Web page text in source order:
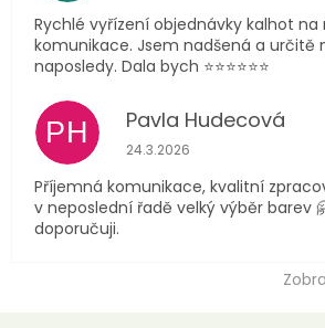
Rychlé vyřízení objednávky kalhot na
komunikace. Jsem nadšená a určitě
naposledy. Dala bych ⭐️⭐️⭐️⭐️⭐️⭐️
PH Pavla Hudecová
Hodnocení obchodu je 5 z
24.3.2026
Příjemná komunikace, kvalitní
v neposlední řadě velký výběr barev
doporučuji.